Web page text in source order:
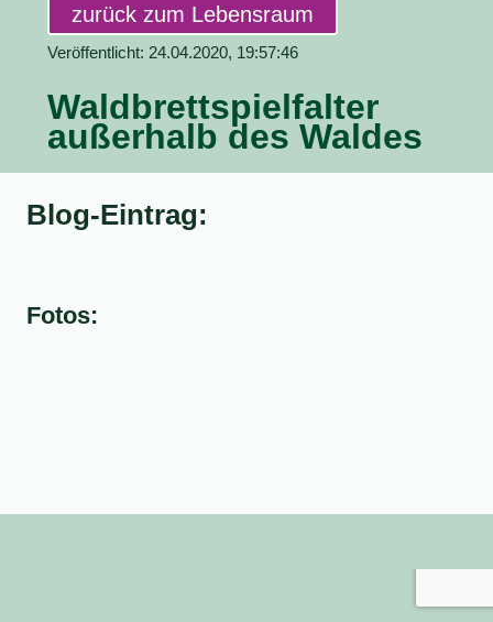
zurück zum Lebensraum
Veröffentlicht: 24.04.2020, 19:57:46
Waldbrettspielfalter
außerhalb des Waldes
Blog-Eintrag:
Fotos: